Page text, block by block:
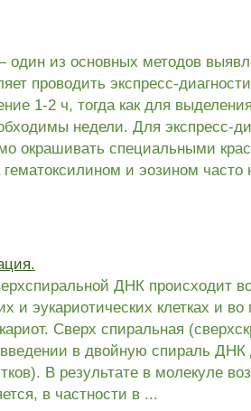
один из основных методов
проводить экспресс-
1-2 ч, тогда как для
недели. Для экспресс-
окрашивать специальными
гематоксилином и эозином часто
ДНК происходит
и эукариотических клетках и
Сверх спиральная
введении в двойную спираль ДНК
В результате в молекуле
в частности в ...